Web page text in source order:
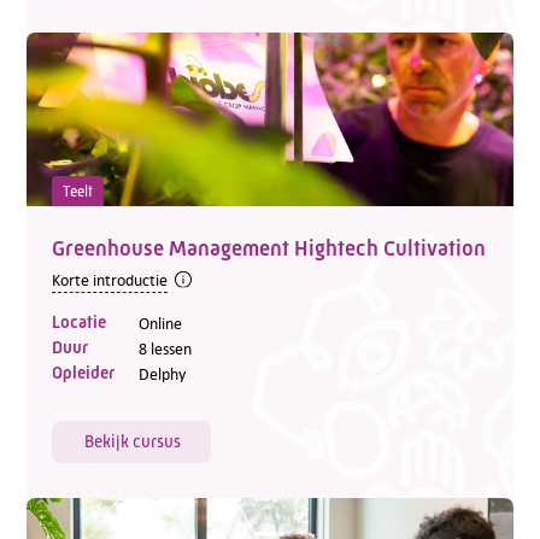
Teelt
Greenhouse Management Hightech Cultivation
Korte introductie
Locatie Online
Duur 8 lessen
Opleider Delphy
Bekijk cursus